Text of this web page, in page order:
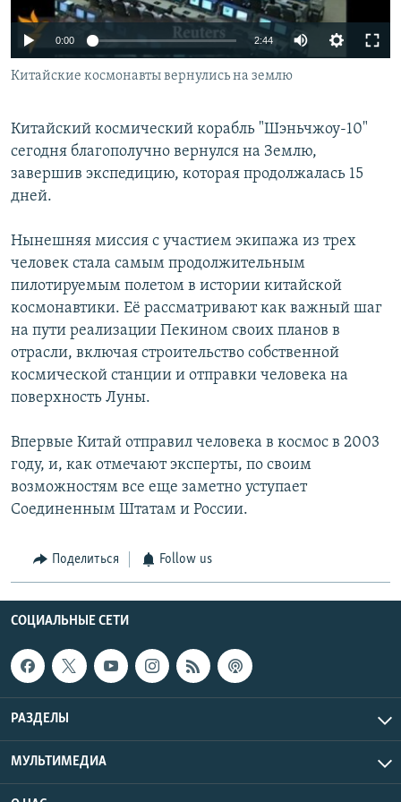
Հայերեն
English
Все сайты Радио Азатутюн
0:00 2:44
Китайские космонавты вернулись на землю
Китайский космический корабль "Шэньчжоу-10"
сегодня благополучно вернулся на Землю,
завершив экспедицию, которая продолжалась 15
дней.
Нынешняя миссия с участием экипажа из трех
человек стала самым продолжительным
пилотируемым полетом в истории китайской
космонавтики. Её рассматривают как важный шаг
на пути реализации Пекином своих планов в
отрасли, включая строительство собственной
космической станции и отправки человека на
поверхность Луны.
Впервые Китай отправил человека в космос в 2003
году, и, как отмечают эксперты, по своим
возможностям все еще заметно уступает
Соединенным Штатам и России.
Поделиться Follow us
СОЦИАЛЬНЫЕ СЕТИ
РАЗДЕЛЫ
МУЛЬТИМЕДИА